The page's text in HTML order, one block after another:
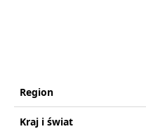
Region
Kraj i świat